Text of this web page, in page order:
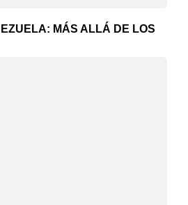
MÁS ALLÁ DE LOS